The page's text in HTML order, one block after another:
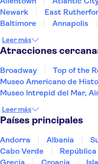
Newark
East
Baltimore
Annapolis
Alexandria, Virginia
Leer más
Atracciones
Broadway
Top of the
Museo Americano de
Museo Intrepid del Mar,
Madame Tussauds Nueva
One World Observatory
Catedral de San Patricio
The Edge New York
Cruceros turísticos de
Leer más
Países principales
Andorra Albania
Cabo Verde